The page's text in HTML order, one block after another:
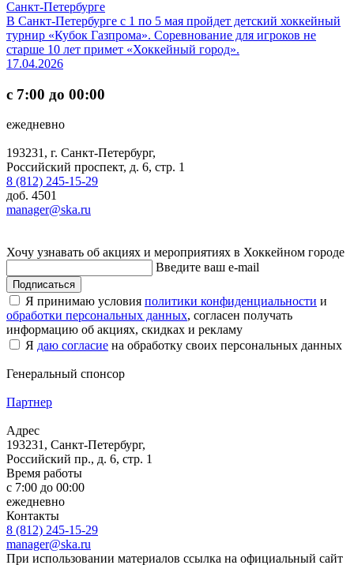
Санкт-Петербурге
В Санкт-Петербурге с 1 по 5 мая пройдет детский хоккейный
турнир «Кубок Газпрома». Соревнование для игроков не
старше 10 лет примет «Хоккейный город».
17.04.2026
с 7:00 до 00:00
ежедневно
193231, г. Санкт-Петербург,
Российский проспект, д. 6, стр. 1
8 (812) 245-15-29
доб. 4501
manager@ska.ru
Хочу узнавать об акциях и мероприятиях в Хоккейном городе
Введите ваш e-mail
Подписаться
Я принимаю условия политики конфиденциальности и
обработки персональных данных, согласен получать
информацию об акциях, скидках и рекламу
Я даю согласие на обработку своих персональных данных
Генеральный спонсор
Партнер
Адрес
193231, Санкт-Петербург,
Российский пр., д. 6, стр. 1
Время работы
с 7:00 до 00:00
ежедневно
Контакты
8 (812) 245-15-29
manager@ska.ru
При использовании материалов ссылка на официальный сайт